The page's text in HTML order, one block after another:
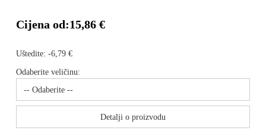
Cijena od:15,86 €
Uštedite: -6,79 €
Odaberite veličinu:
Detalji o proizvodu